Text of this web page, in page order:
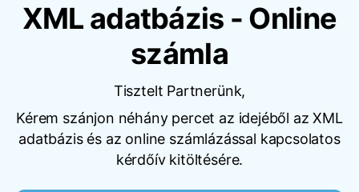
XML adatbázis - Online
számla
Tisztelt Partnerünk,
Kérem szánjon néhány percet az idejéből az XML
adatbázis és az online számlázással kapcsolatos
kérdőív kitöltésére.